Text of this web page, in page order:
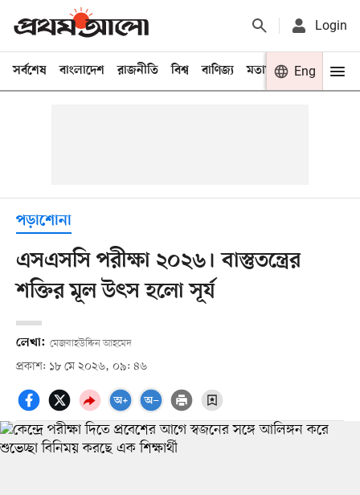
Login
সর্বশেষ বাংলাদেশ রাজনীতি বিশ্ব বাণিজ্য মতামত খেলা
Eng
পড়াশোনা
এসএসসি পরীক্ষা ২০২৬। বাস্তুতন্ত্রের
শক্তির মূল উৎস হলো সূর্য‍
লেখা: মেজবাহউদ্দিন আহমেদ
প্রকাশ: ১৮ মে ২০২৬, ০৯: ৪৬